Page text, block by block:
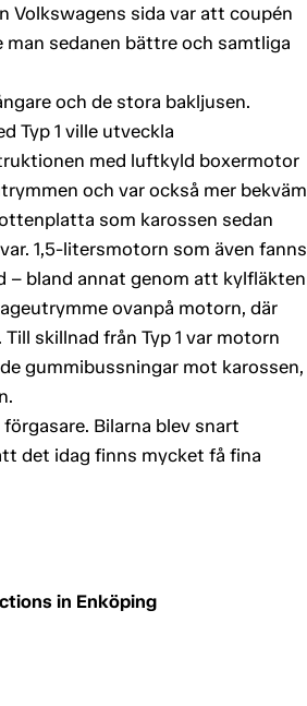
Volkswagens sida var att coupén
sedanen bättre och samtliga
och de stora bakljusen.
Typ 1 ville utveckla
med luftkyld boxermotor
och var också mer bekväm
som karossen sedan
1,5-litersmotorn som även fanns
– bland annat genom att kylfläkten
ovanpå motorn, där
skillnad från Typ 1 var motorn
gummibussningar mot karossen,
Bilarna blev snart
det idag finns mycket få fina
in Enköping